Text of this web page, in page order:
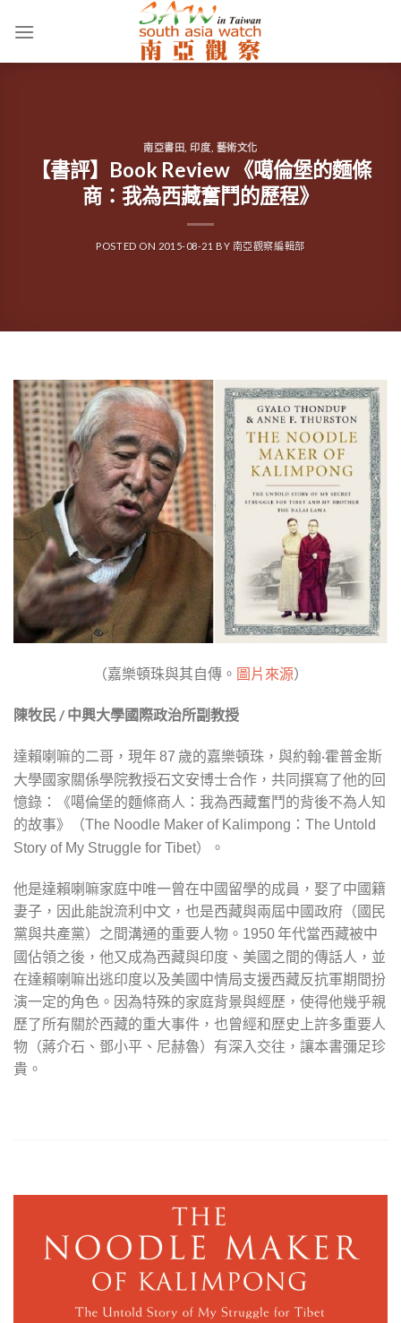
南亞書田 ,印度 藝術文化
【書評】Book Review 《噶倫堡的麵條
商：我為西藏奮鬥的歷程》
POSTED ON 2015-08-21 BY 南亞觀察編輯部
（嘉樂頓珠與其自傳。 圖片來源）
陳牧民 / 中興大學國際政治所副教授
達賴喇嘛的二哥，現年87 歲的嘉樂頓珠，與約翰·霍普金斯
大學國家關係學院教授石文安博士合作，共同撰寫了他的回
憶錄：《噶倫堡的麵條商人：我為西藏奮鬥的背後不為人知
的故事》（The Noodle Maker of Kalimpong：The Untold
Story of My Struggle for Tibet）。
他是達賴喇嘛家庭中唯一曾在中國留學的成員，娶了中國籍
妻子，因此能說流利中文，也是西藏與兩屆中國政府（國民
黨與共產黨）之間溝通的重要人物。 1950年代當西藏被中
國佔領之後，他又成為西藏與印度、美國之間的傳話人，並
在達賴喇嘛出逃印度以及美國中情局支援西藏反抗軍期間扮
演一定的角色。因為特殊的家庭背景與經歷，使得他幾乎親
歷了所有關於西藏的重大事件，也曾經和歷史上許多重要人
物（蔣介石、鄧小平、尼赫魯）有深入交往，讓本書彌足珍
貴。